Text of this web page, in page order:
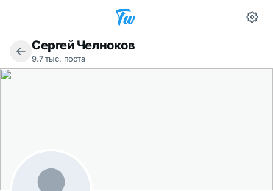
Сергей Челноков
9.7 тыс. поста